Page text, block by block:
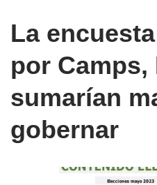
La
por Camps,
sumarían
gobernar